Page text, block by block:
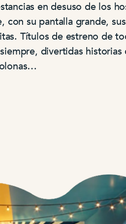
en desuso de los
con su pantalla grande,
Títulos de estreno de
divertidas historias